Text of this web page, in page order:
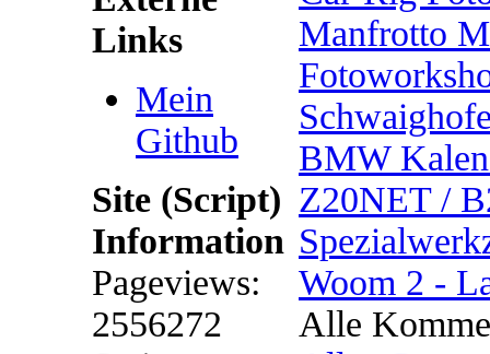
Links
Mein
Github
Site (Script)
Information
Pageviews:
2556272
Manfrotto
BMW
Z20NET /
Woom 2 -
Alle